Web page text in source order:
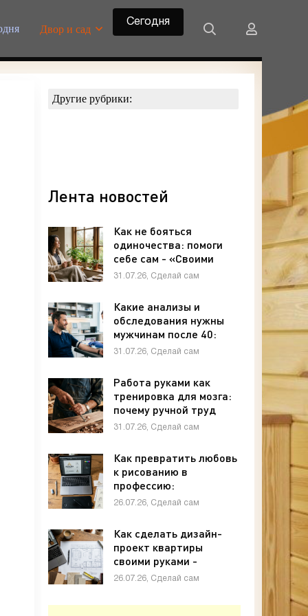
Двор и сад
Сегодня
Другие рубрики:
Лента новостей
Как не бояться
одиночества: помоги
себе сам - «Своими
руками»
31.07.26, Сделай сам
Какие анализы и
обследования нужны
мужчинам после 40:
полный чек-лист -
31.07.26, Сделай сам
Работа руками как
тренировка для мозга:
почему ручной труд
полезен для памяти и
31.07.26, Сделай сам
Как превратить любовь
к рисованию в
профессию:
графический дизайн с
26.07.26, Сделай сам
Как сделать дизайн-
проект квартиры
своими руками -
«Своими руками»
26.07.26, Сделай сам